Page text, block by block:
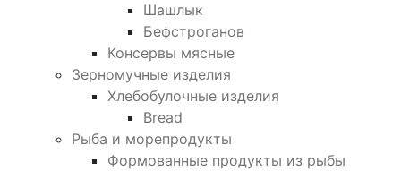
Шашлык
Бефстроганов
Консервы мясные
Зерномучные изделия
Хлебобулочные изделия
Bread
Рыба и морепродукты
Формованные продукты из рыбы